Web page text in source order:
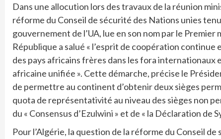
Dans une allocution lors des travaux de la réunion
réforme du Conseil de sécurité des Nations unies
gouvernement de l’UA, lue en son nom par le
République a salué « l’esprit de coopération
des pays africains frères dans les fora
africaine unifiée ». Cette démarche, précise le
de permettre au continent d’obtenir deux sièges
quota de représentativité au niveau des sièges non
du « Consensus d’Ezulwini » et de « la Déclaration de
Pour l’Algérie, la question de la réforme du Conseil